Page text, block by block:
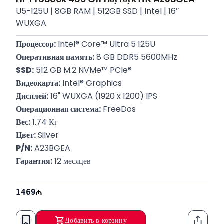
U5-125U | 8GB RAM | 512GB SSD | Intel | 16″
WUXGA
Процессор: Intel® Core™ Ultra 5 125U
Оперативная память: 8 GB DDR5 5600MHz
SSD: 512 GB M.2 NVMe™ PCIe®
Видеокарта: Intel® Graphics
Дисплей: 16" WUXGA (1920 x 1200) IPS
Операционная система: FreeDos
Вес: 1.74 Кг
Цвет: Silver
P/N: A23BGEA
Гарантия: 12 месяцев
1469
Добавить в корзину